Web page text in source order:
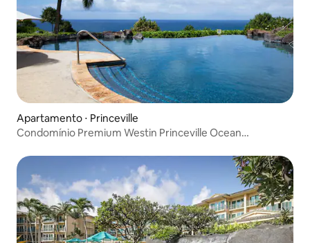
Apartamento ⋅ Princeville
Condomínio Premium Westin Princeville Ocean